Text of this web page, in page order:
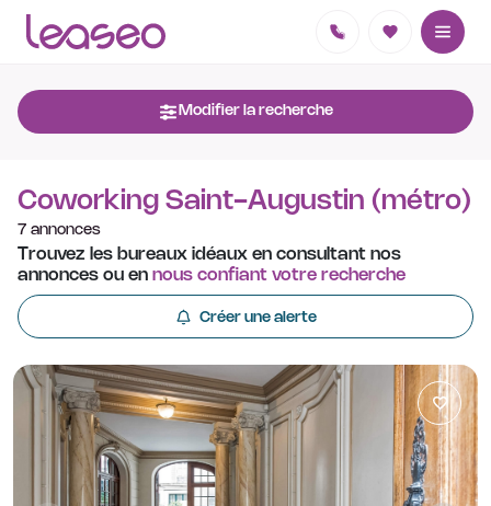
Modifier la recherche
Coworking Saint-Augustin (métro)
7 annonces
Trouvez les bureaux idéaux en consultant nos
annonces ou en nous confiant votre recherche
Créer une alerte